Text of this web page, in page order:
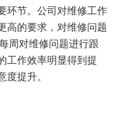
环节。公司对维修工作
高的要求，对维修问题
周对维修问题进行跟
工作效率明显得到提
度提升。